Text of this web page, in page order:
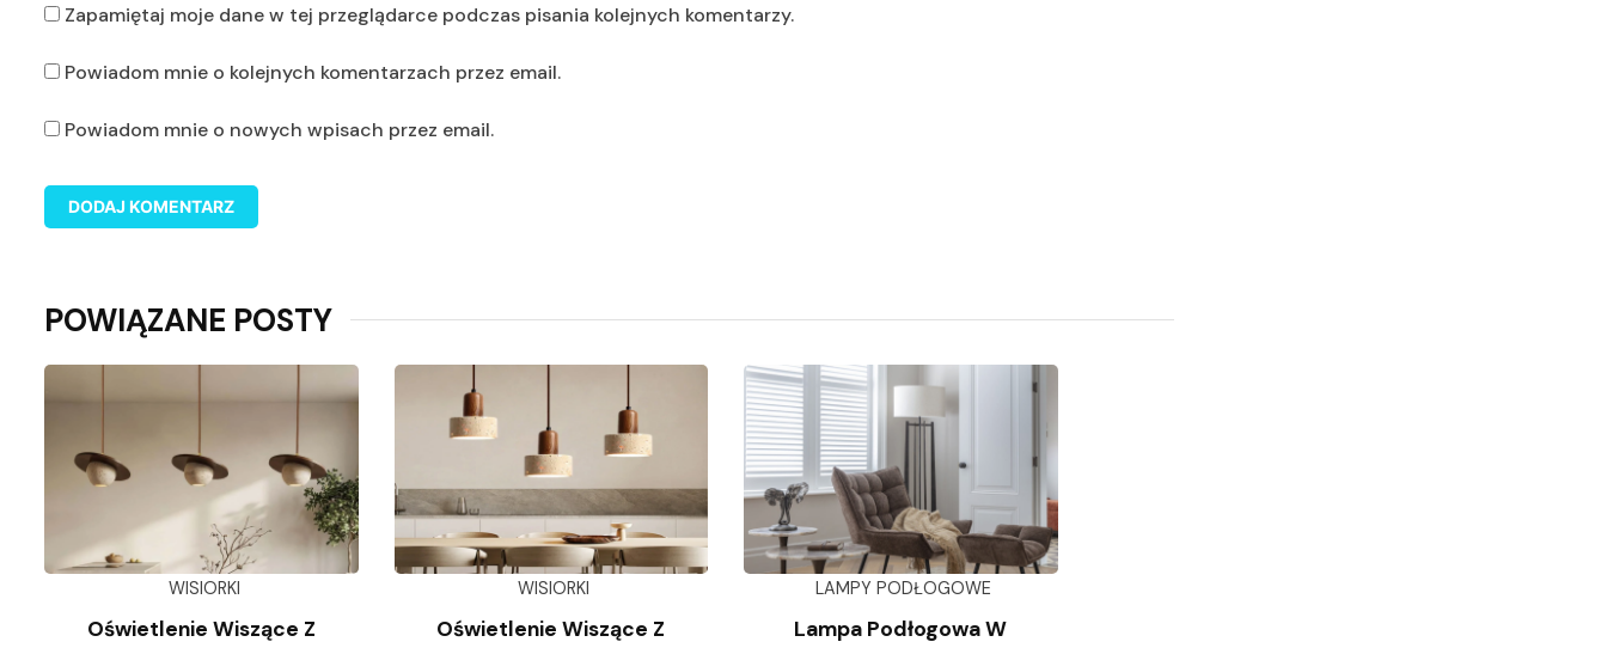
Zapamiętaj moje dane w tej przeglądarce podczas pisania kolejnych komentarzy.
Powiadom mnie o kolejnych komentarzach przez email.
Powiadom mnie o nowych wpisach przez email.
POWIĄZANE POSTY
WISIORKI
Oświetlenie Wiszące Z
WISIORKI
Oświetlenie Wiszące Z
LAMPY PODŁOGOWE
Lampa Podłogowa W